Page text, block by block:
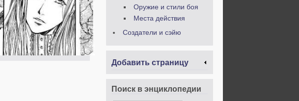
Оружие и стили боя
Места действия
Создатели и сэйю
Добавить страницу
Поиск в энциклопедии